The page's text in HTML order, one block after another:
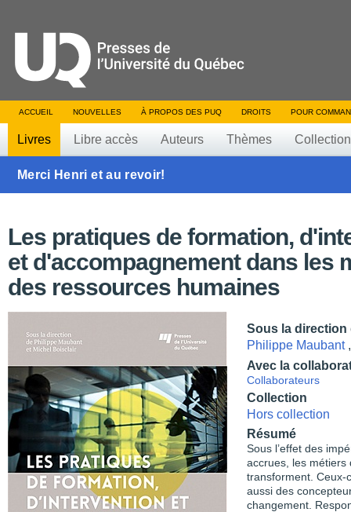
ACCUEIL NOUVELLES À PROPOS DES PUQ DROITS POUR
Livres Libre accès Auteurs Thèmes
Merci Henri et au revoir!
Les pratiques de formation,
et d'accompagnement dans les
des ressources humaines
Sous la direction
Philippe Maubant
Avec la
Collaborateurs
Collection
Hors collection
Résumé
Sous l’effet des
accrues, les métiers
transforment. Ceux-
aussi des
changement.